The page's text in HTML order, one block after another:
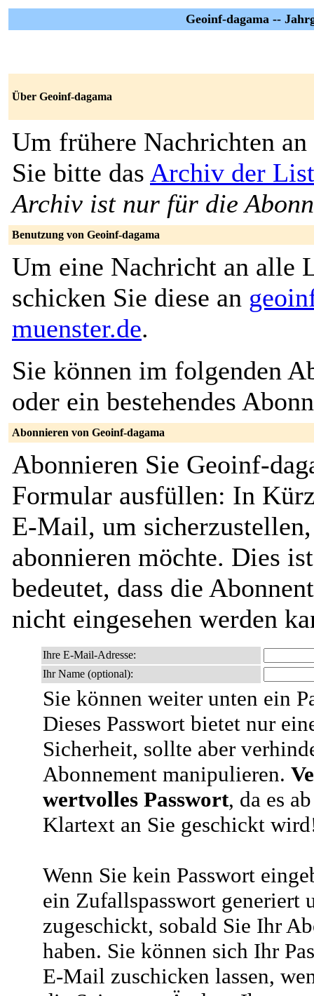
Geoinf-dagama --
Über Geoinf-dagama
Um frühere Nachrichten an
Sie bitte das Archiv der
Archiv ist nur für die
Benutzung von Geoinf-dagama
Um eine Nachricht an alle
schicken Sie diese an
muenster.de.
Sie können im folgenden
oder ein bestehendes
Abonnieren von Geoinf-dagama
Abonnieren Sie Geoinf-
Formular ausfüllen: In
E-Mail, um
abonnieren möchte. Dies
bedeutet, dass die
nicht eingesehen werden
Ihre E-Mail-Adresse:
Ihr Name (optional):
Sie können weiter unten ein
Dieses Passwort bietet nur
Sicherheit, sollte aber
Abonnement manipulieren.
wertvolles Passwort, da es
Klartext an Sie geschickt
Wenn Sie kein Passwort
ein Zufallspasswort generiert
zugeschickt, sobald Sie Ihr
haben. Sie können sich Ihr
E-Mail zuschicken lassen,